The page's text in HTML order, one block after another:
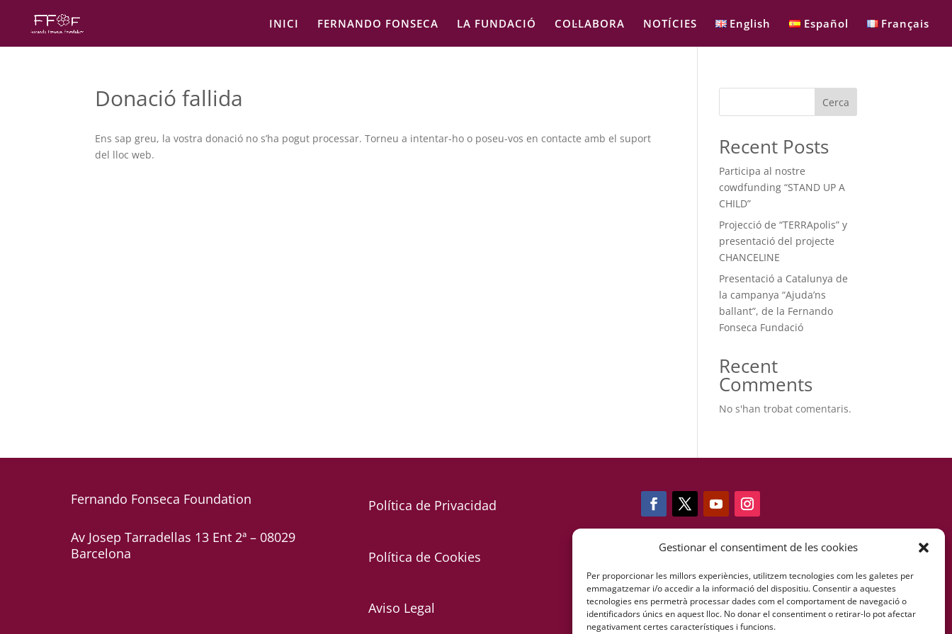
Gestionar el consentiment de les cookies
Per proporcionar les millors experiències, utilitzem tecnologies com les galetes per
emmagatzemar i/o accedir a la informació del dispositiu. Consentir a aquestes
tecnologies ens permetrà processar dades com el comportament de navegació o
identificadors únics en aquest lloc. No donar el consentiment o retirar-lo pot afectar
negativament certes característiques i funcions.
INICI FERNANDO FONSECA LA FUNDACIÓ COL·LABORA NOTÍCIES English Español Français
Donació fallida
Ens sap greu, la vostra donació no s’ha pogut processar. Torneu a intentar-ho o poseu-vos en contacte amb el suport
del lloc web.
Cerca
Recent Posts
Participa al nostre
cowdfunding “STAND UP A
CHILD”
Projecció de “TERRApolis” y
presentació del projecte
CHANCELINE
Presentació a Catalunya de
la campanya “Ajuda’ns
ballant”, de la Fernando
Fonseca Fundació
Recent
Comments
No s'han trobat comentaris.
Fernando Fonseca Foundation
Av Josep Tarradellas 13 Ent 2ª – 08029
Barcelona
Política de Privacidad
Política de Cookies
Aviso Legal info@fernandofonsecafundacion.org